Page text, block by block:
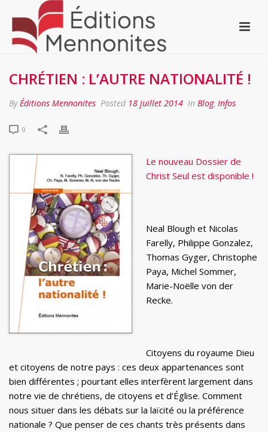
CHRÉTIEN : L’AUTRE NATIONALITÉ !
ByÉditions Mennonites Posted 18 juillet 2014 In Blog, Infos
0
Le nouveau Dossier de
Christ Seul est disponible !
Neal Blough et Nicolas
Farelly, Philippe Gonzalez,
Thomas Gyger, Christophe
Paya, Michel Sommer,
Marie-Noëlle von der
Recke.
Citoyens du royaume Dieu
et citoyens de notre pays : ces deux appartenances sont
bien différentes ; pourtant elles interfèrent largement dans
notre vie de chrétiens, de citoyens et d’Église. Comment
nous situer dans les débats sur la laïcité ou la préférence
nationale ? Que penser de ces chants très présents dans